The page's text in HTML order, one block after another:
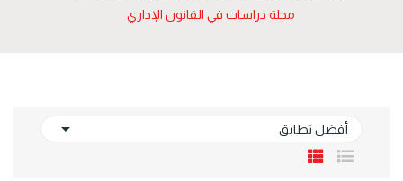
مجلة دراسات في القانون الإداري
أفضل تطابق 